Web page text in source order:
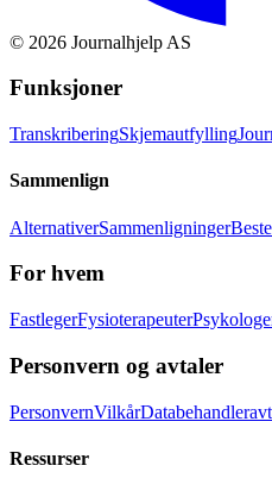
© 2026 Journalhjelp AS
Funksjoner
TranskriberingSkjemautfylling
Sammenlign
AlternativerSammenligninger
For hvem
FastlegerFysioterapeuter
Personvern og avtaler
PersonvernVilkår
Ressurser